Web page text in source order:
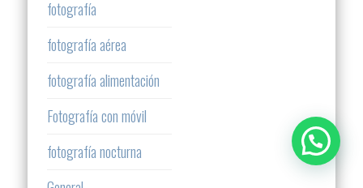
fotografía
fotografía aérea
fotografía alimentación
Fotografía con móvil
fotografía nocturna